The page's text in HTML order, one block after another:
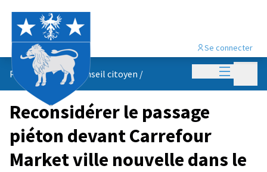
Menu
Se connecter
Propositions du conseil citoyen /
Reconsidérer le passage
piéton devant Carrefour
Market ville nouvelle dans le